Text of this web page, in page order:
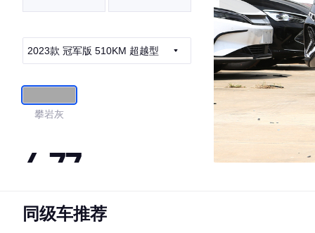
2023款 冠军版 510KM 超越型
攀岩灰
4.77
·外观表现较为优秀，优于69%同级车
同级车推荐